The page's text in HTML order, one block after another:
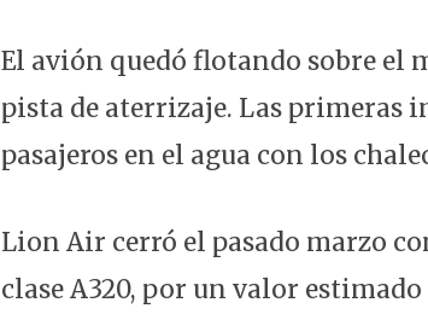
El avión quedó flotando sobre el
pista de aterrizaje. Las primeras
pasajeros en el agua con los
Lion Air cerró el pasado marzo
clase A320, por un valor